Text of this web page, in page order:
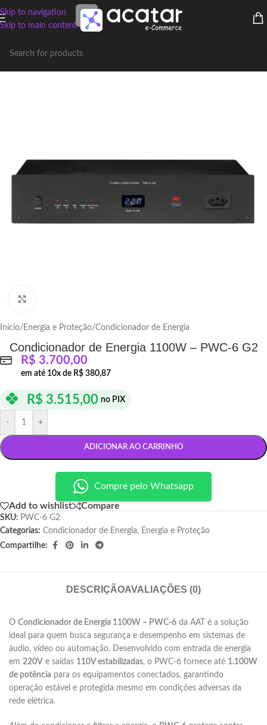
Skip to navigation
Skip to main content
Início/ Energia e Proteção/Condicionador de Energia
Condicionador de Energia 1100W – PWC-6 G2
R$ 3.700,00
em até 10x de R$ 380,87
R$ 3.515,00 no PIX
- +
ADICIONAR AO CARRINHO
Compre pelo Whatsapp
Add to wishlist Compare
SKU: PWC-6 G2
Categorias: Condicionador de Energia, Energia e Proteção
Compartilhe:
DESCRIÇÃOAVALIAÇÕES (0)
O Condicionador de Energia 1100W – PWC-6 da AAT é a solução
ideal para quem busca segurança e desempenho em sistemas de
áudio, vídeo ou automação. Desenvolvido com entrada de energia
em 220V e saídas 110V estabilizadas, o PWC-6 fornece até 1.100W
de potência para os equipamentos conectados, garantindo
operação estável e protegida mesmo em condições adversas da
rede elétrica.